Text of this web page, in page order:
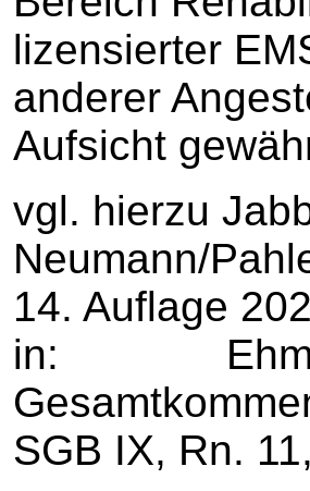
lizensierter
anderer
Aufsicht
vgl. hierzu
Neumann/
14. Auflage
in: Ehmann/
SGB IX, Rn. 11,